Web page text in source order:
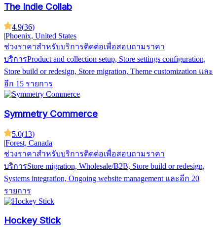
The Indie Collab
4.9(36)
|Phoenix, United States
ช่วงราคาสำหรับบริการติดต่อเพื่อสอบถามราคา
บริการProduct and collection setup, Store settings configuration,
Store build or redesign, Store migration, Theme customization และ
อีก 15 รายการ
Symmetry Commerce
5.0(13)
|Forest, Canada
ช่วงราคาสำหรับบริการติดต่อเพื่อสอบถามราคา
บริการStore migration, Wholesale/B2B, Store build or redesign,
Systems integration, Ongoing website management และอีก 20
รายการ
Hockey Stick